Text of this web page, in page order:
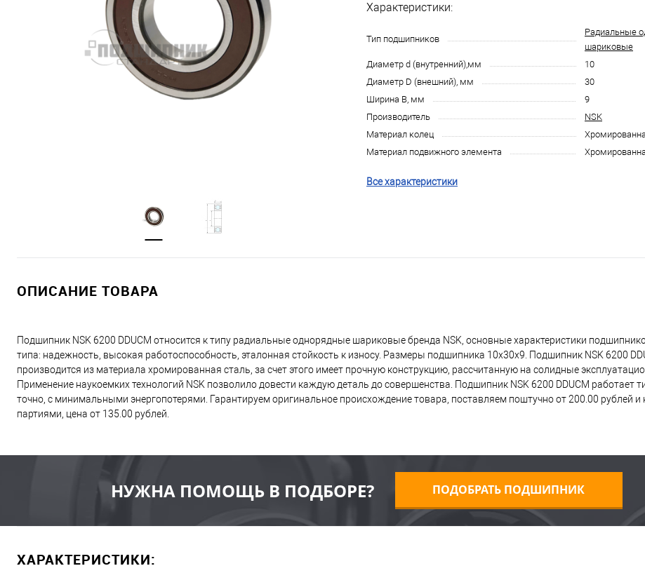
Характеристики:
Тип подшипников
Радиальные
шариковые
Диаметр d (внутренний),мм
10
Диаметр D (внешний), мм
30
Ширина B, мм
9
Производитель
NSK
Материал колец
Материал подвижного элемента
Все характеристики
ОПИСАНИЕ ТОВАРА
Подшипник NSK 6200 DDUCM относится к типу радиальные однорядные шариковые бренда NSK, основные характеристики
типа: надежность, высокая работоспособность, эталонная стойкость к износу. Размеры подшипника 10x30x9. Подшипник NSK 6200
производится из материала хромированная сталь, за счет этого имеет прочную конструкцию, рассчитанную на солидные
Применение наукоемких технологий NSK позволило довести каждую деталь до совершенства. Подшипник NSK 6200 DDUCM работает
точно, с минимальными энергопотерями. Гарантируем оригинальное происхождение товара, поставляем поштучно от 200.00 рублей
партиями, цена от 135.00 рублей.
НУЖНА ПОМОЩЬ В ПОДБОРЕ? ПОДОБРАТЬ ПОДШИПНИК
ХАРАКТЕРИСТИКИ: